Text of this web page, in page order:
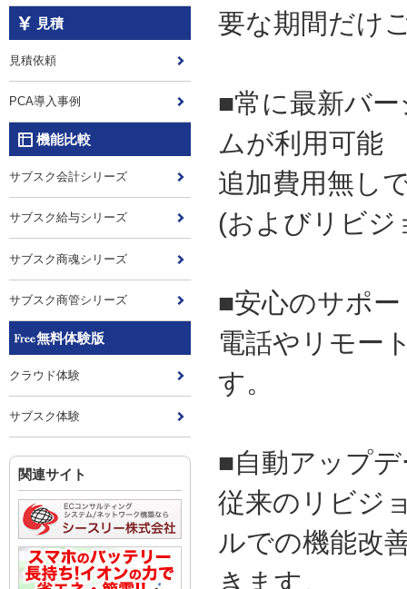
見積
見積依頼
PCA導入事例
機能比較
サブスク会計シリーズ
サブスク給与シリーズ
サブスク商魂シリーズ
サブスク商管シリーズ
無料体験版
クラウド体験
サブスク体験
関連サイト
要な期間だけ
■常に最新バ
ムが利用可能
追加費用無し
(およびリビジ
■安心のサポー
電話やリモー
す。
■自動アップ
従来のリビジ
ルでの機能改
きます。